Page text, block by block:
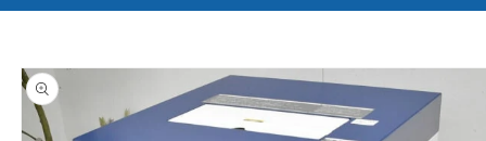
商品情
報にス
キップ